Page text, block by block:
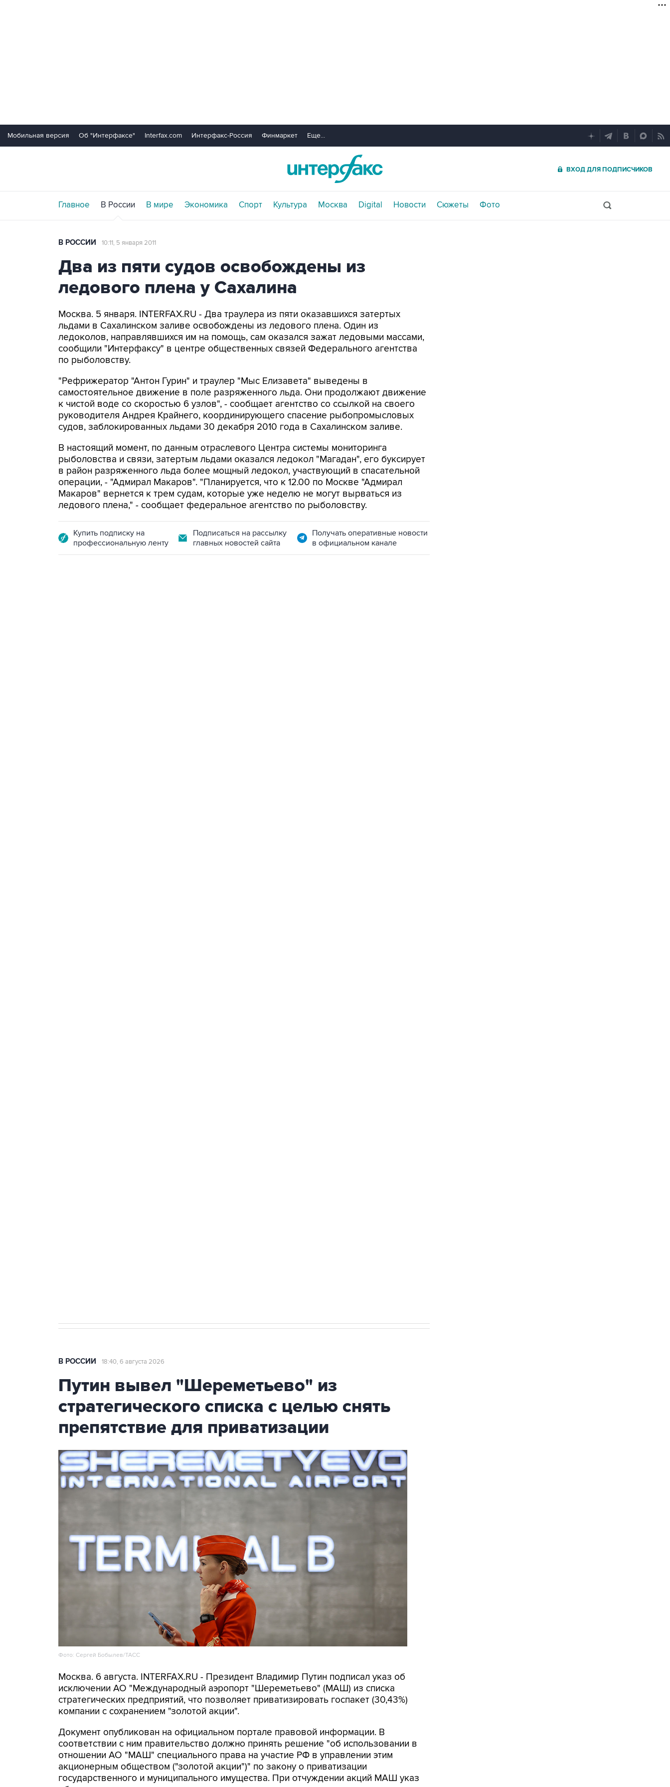
Мобильная версия Об "Интерфаксе" Interfax.com Интерфакс-Россия Финмаркет Еще...
ВХОД ДЛЯ ПОДПИСЧИКОВ
Главное В России В мире Экономика Спорт Культура Москва Digital Новости Сюжеты Фото
В РОССИИ 10:11, 5 января 2011
Два из пяти судов освобождены из
ледового плена у Сахалина
Москва. 5 января. INTERFAX.RU - Два траулера из пяти оказавшихся затертых
льдами в Сахалинском заливе освобождены из ледового плена. Один из
ледоколов, направлявшихся им на помощь, сам оказался зажат ледовыми массами,
сообщили "Интерфаксу" в центре общественных связей Федерального агентства
по рыболовству.
"Рефрижератор "Антон Гурин" и траулер "Мыс Елизавета" выведены в
самостоятельное движение в поле разряженного льда. Они продолжают движение
к чистой воде со скоростью 6 узлов", - сообщает агентство со ссылкой на своего
руководителя Андрея Крайнего, координирующего спасение рыбопромысловых
судов, заблокированных льдами 30 декабря 2010 года в Сахалинском заливе.
В настоящий момент, по данным отраслевого Центра системы мониторинга
рыболовства и связи, затертым льдами оказался ледокол "Магадан", его буксирует
в район разряженного льда более мощный ледокол, участвующий в спасательной
операции, - "Адмирал Макаров". "Планируется, что к 12.00 по Москве "Адмирал
Макаров" вернется к трем судам, которые уже неделю не могут вырваться из
ледового плена," - сообщает федеральное агентство по рыболовству.
Купить подписку на
профессиональную ленту
Подписаться на рассылку
главных новостей сайта
Получать оперативные новости
в официальном канале
В РОССИИ 18:40, 6 августа 2026
Путин вывел "Шереметьево" из
стратегического списка с целью снять
препятствие для приватизации
Фото: Сергей Бобылев/ТАСС
Москва. 6 августа. INTERFAX.RU - Президент Владимир Путин подписал указ об
исключении АО "Международный аэропорт "Шереметьево" (МАШ) из списка
стратегических предприятий, что позволяет приватизировать госпакет (30,43%)
компании с сохранением "золотой акции".
Документ опубликован на официальном портале правовой информации. В
соответствии с ним правительство должно принять решение "об использовании в
отношении АО "МАШ" специального права на участие РФ в управлении этим
акционерным обществом ("золотой акции")" по закону о приватизации
государственного и муниципального имущества. При отчуждении акций МАШ указ